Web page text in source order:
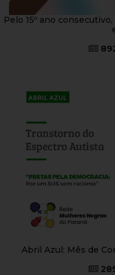
Pelo 15º ano
Abril Azul: Mês de